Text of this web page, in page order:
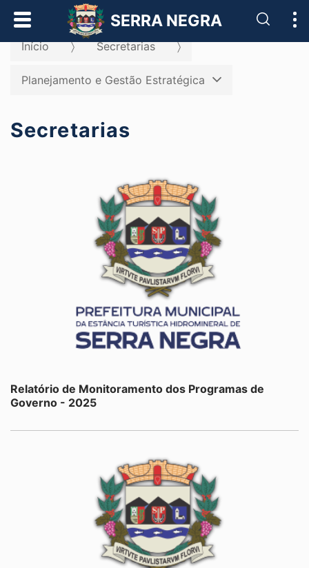
SERRA NEGRA
Início Secretarias
Planejamento e Gestão Estratégica
Secretarias
Relatório de Monitoramento dos Programas de
Governo - 2025